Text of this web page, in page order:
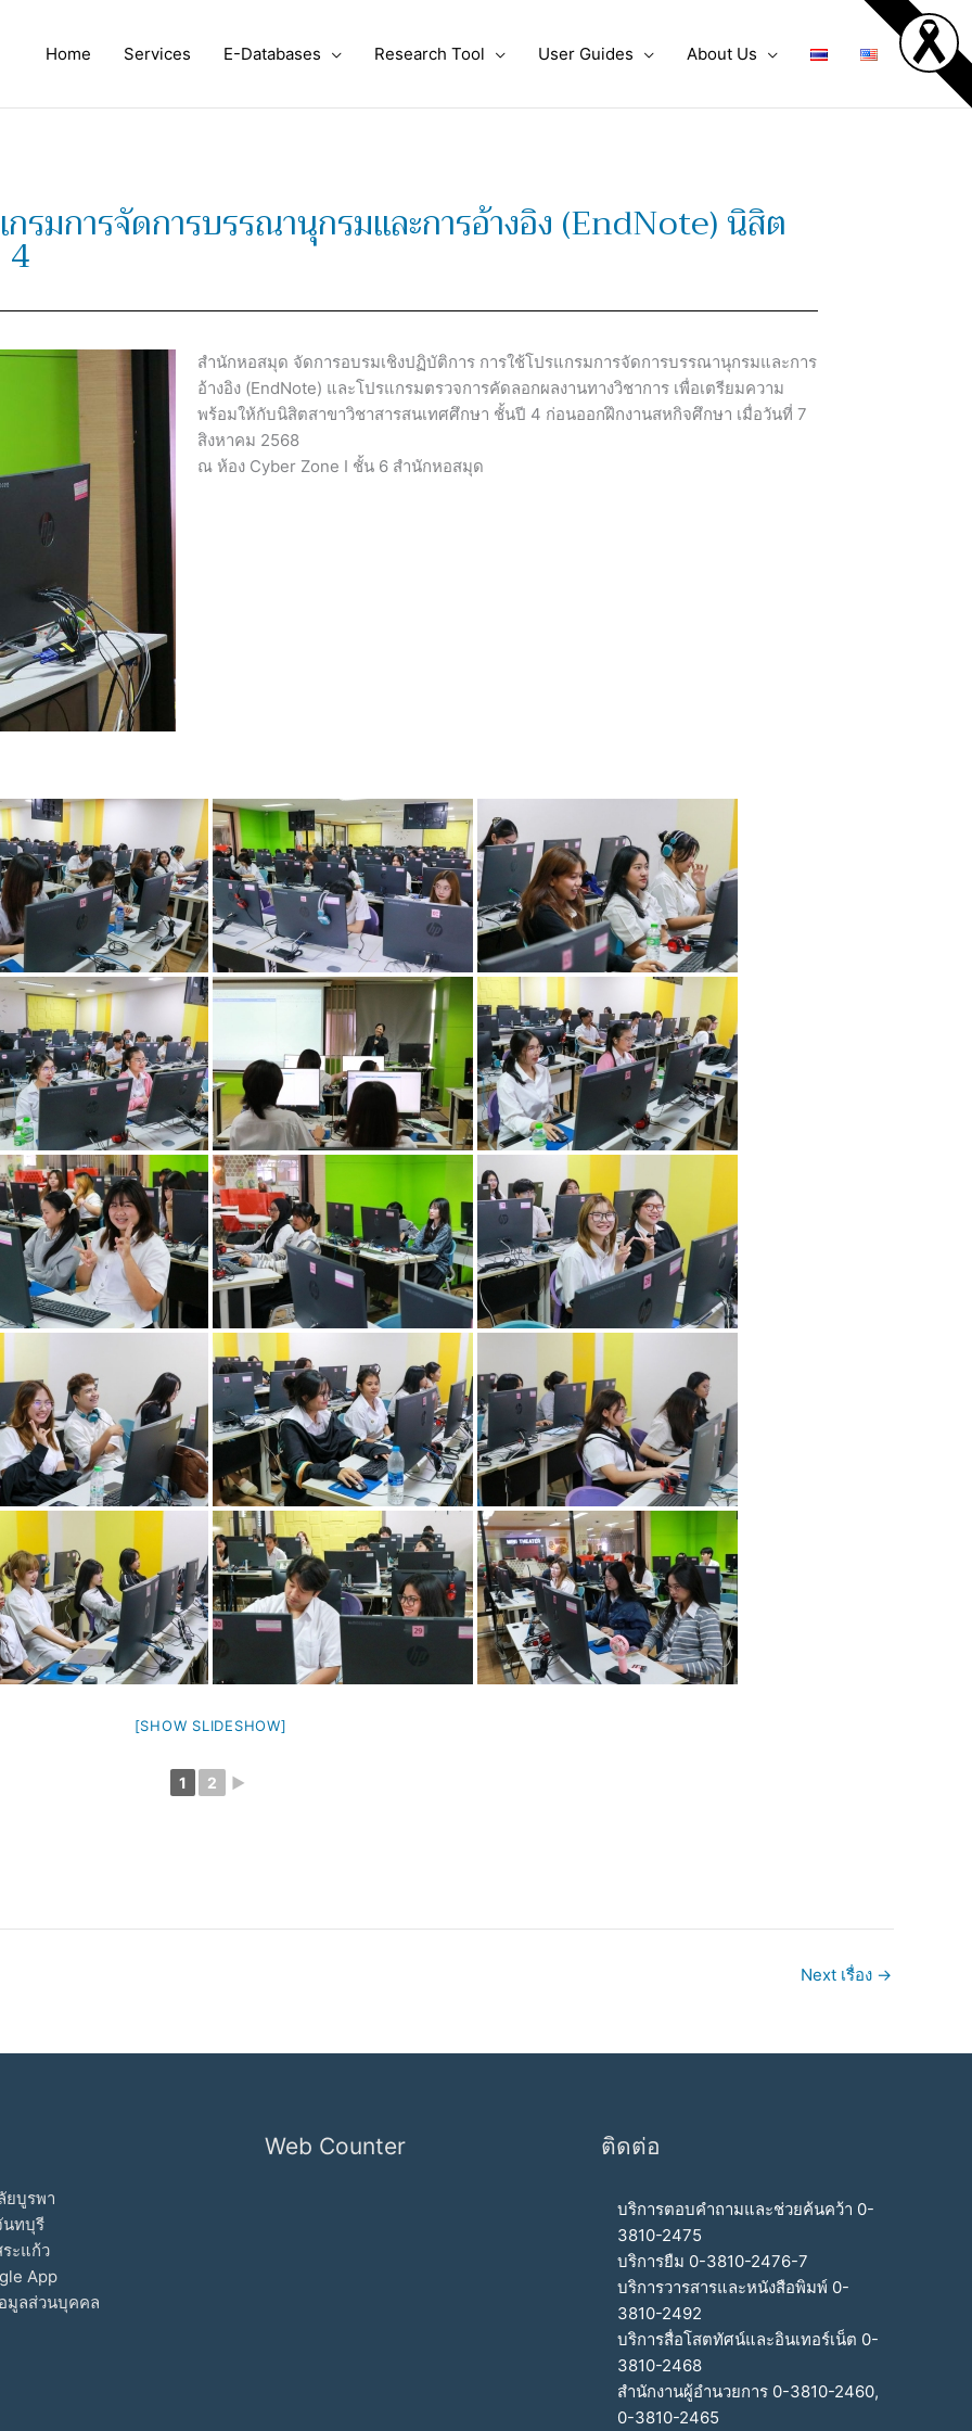
Home Services E-Databases Research Tool User Guides About Us
รมการจัดการบรรณานุกรมและการอ้างอิง (EndNote) นิสิต
4
สำนักหอสมุด จัดการอบรมเชิงปฏิบัติการ การใช้โปรแกรมการจัดการบรรณานุกรมและการ
อ้างอิง (EndNote) และโปรแกรมตรวจการคัดลอกผลงานทางวิชาการ เพื่อเตรียมความ
พร้อมให้กับนิสิตสาขาวิชาสารสนเทศศึกษา ชั้นปี 4 ก่อนออกฝึกงานสหกิจศึกษา เมื่อวันที่ 7
สิงหาคม 2568
ณ ห้อง Cyber Zone I ชั้น 6 สำนักหอสมุด
[SHOW SLIDESHOW]
1 2 ►
Next เรื่อง →
ยบูรพา
นทบุรี
ะแก้ว
App
มูลส่วนบุคคล
Web Counter ติดต่อ
บริการตอบคำถามและช่วยค้นคว้า 0-
3810-2475
บริการยืม 0-3810-2476-7
บริการวารสารและหนังสือพิมพ์ 0-
3810-2492
บริการสื่อโสตทัศน์และอินเทอร์เน็ต 0-
3810-2468
สำนักงานผู้อำนวยการ 0-3810-2460,
0-3810-2465